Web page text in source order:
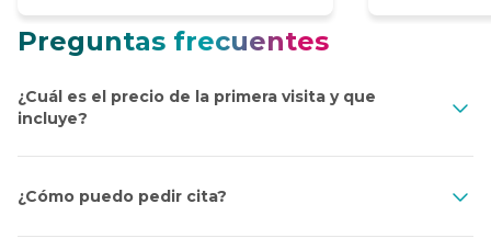
odontóloga). Amabilidad y seriedad.
Recomendable 100%
el director
Preguntas frecuentes
¿Cuál es el precio de la primera visita y que
incluye?
¿Cómo puedo pedir cita?